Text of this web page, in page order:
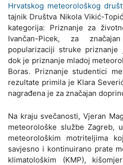
Hrvatskog meteorološkog
tajnik Društva Nikola Vikić-
kategorija: Priznanje za
Ivančan-Picek, za
popularizaciji struke
dok je priznanje mladoj
Boras. Priznanje studentici
rezultate primila je Klara
nagrađena je za značajan
Na kraju svečanosti, Vjeran
meteorološke službe Zagreb,
meteorološkim motriteljima
savjesno i kontinuirano prate
klimatološkim (KMP),